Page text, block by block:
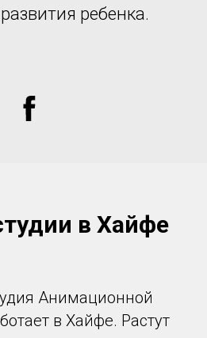
ребенка.
в Хайфе
Анимационной
в Хайфе. Растут